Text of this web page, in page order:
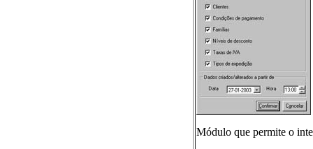
Módulo que permite o